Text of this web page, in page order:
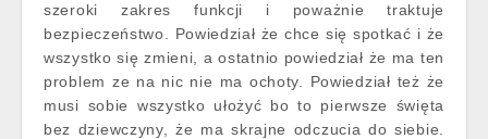
szeroki zakres funkcji i poważnie traktuje
bezpieczeństwo. Powiedział że chce się spotkać i że
wszystko się zmieni, a ostatnio powiedział że ma ten
problem ze na nic nie ma ochoty. Powiedział też że
musi sobie wszystko ułożyć bo to pierwsze święta
bez dziewczyny, że ma skrajne odczucia do siebie.